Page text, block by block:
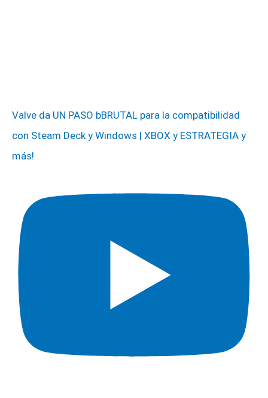
Valve da UN PASO bBRUTAL para la compatibilidad
con Steam Deck y Windows | XBOX y ESTRATEGIA y
más!